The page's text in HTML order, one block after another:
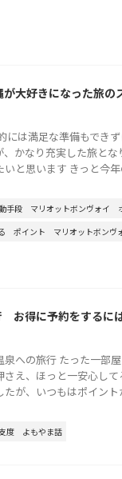
が大好きになった旅の
には満足な準備もでき
、かなり充実した旅と
と思います きっと今
手段 マリオットボンヴォイ
ポイント マリオットボンヴ
お得に予約をするに
への旅行 たった一部
え、ほっと一安心し
が、いつもはポイン
度 よもやま話